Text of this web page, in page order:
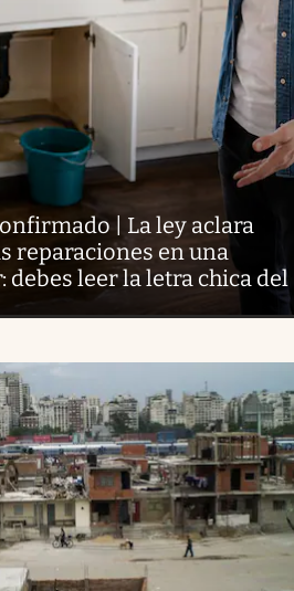
| La ley aclara
reparaciones en una
leer la letra chica del